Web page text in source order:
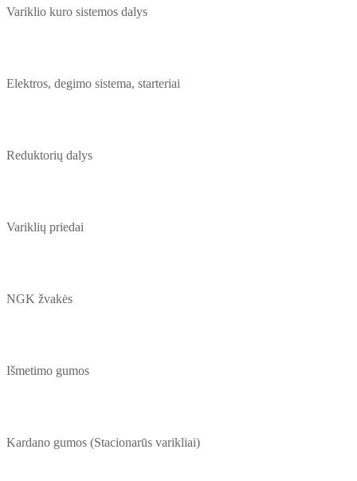
Variklio kuro sistemos dalys
Elektros, degimo sistema, starteriai
Reduktorių dalys
Variklių priedai
NGK žvakės
Išmetimo gumos
Kardano gumos (Stacionarūs varikliai)